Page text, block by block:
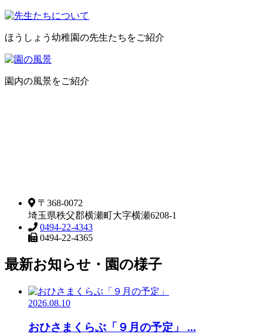
ほうしょう幼稚園の先生たちをご紹介
園内の風景をご紹介
〒368-0072
埼玉県秩父郡横瀬町大字横瀬6208-1
0494-22-4343
0494-22-4365
最新お知らせ・園の様子
2026.08.10
おひさまくらぶ「９月の予定」 ...